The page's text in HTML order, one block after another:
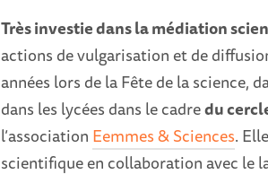
Très investie dans la médiation
actions de vulgarisation et de
années lors de la Fête de la science,
dans les lycées dans le cadredu
l’association Eemmes & Sciences.
scientifique en collaboration avec le